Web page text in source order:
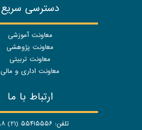
دسترسی سریع
معاونت آموزشی
معاونت پژوهشی
معاونت تربیتی
معاونت اداری و مالی
ارتباط با ما
تلفن: ۵۵۴۱۵۵۵۶ (۲۱) ۰۰۹۸